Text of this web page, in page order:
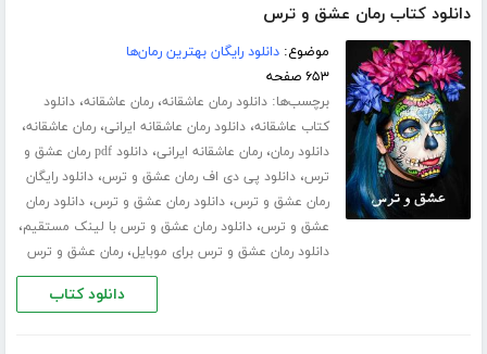
دانلود کتاب رمان عشق و ترس
موضوع:دانلود رایگان بهترین رمان‌ها
۶۵۳ صفحه
برچسب‌ها:دانلود رمان عاشقانه،رمان عاشقانه،دانلود
کتاب عاشقانه،دانلود رمان عاشقانه ایرانی،رمان عاشقانه،
دانلود رمان،رمان عاشقانه ایرانی،
دانلود pdf رمان عشق و
ترس،دانلود پی دی اف رمان عشق و ترس،دانلود رایگان
رمان عشق و ترس،دانلود رمان عشق و ترس،دانلود رمان
عشق و ترس،دانلود رمان عشق و ترس با لینک مستقیم،
دانلود رمان عشق و ترس برای موبایل،رمان عشق و ترس
دانلود کتاب